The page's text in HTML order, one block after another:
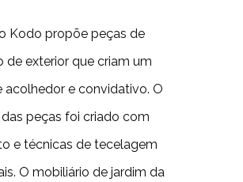
Kodo propõe peças de
de exterior que criam um
acolhedor e convidativo. O
peças foi criado com
e técnicas de tecelagem
O mobiliário de jardim da